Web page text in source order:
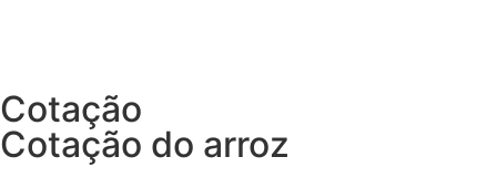
Cotação
Cotação do arroz